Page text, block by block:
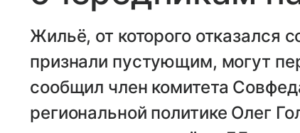
Жильё, от которого отказался
признали пустующим, могут
сообщил член комитета
региональной политике Олег